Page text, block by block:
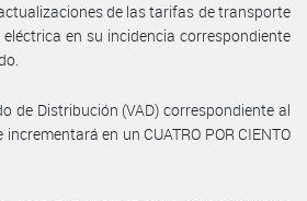
de las tarifas de transporte
en su incidencia correspondiente
de Distribución (VAD) correspondiente al
en un CUATRO POR CIENTO